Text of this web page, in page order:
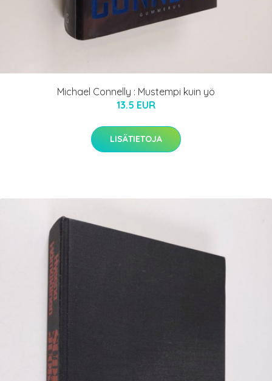
Michael Connelly : Mustempi kuin yö
13.5 EUR
LISÄTIETOJA